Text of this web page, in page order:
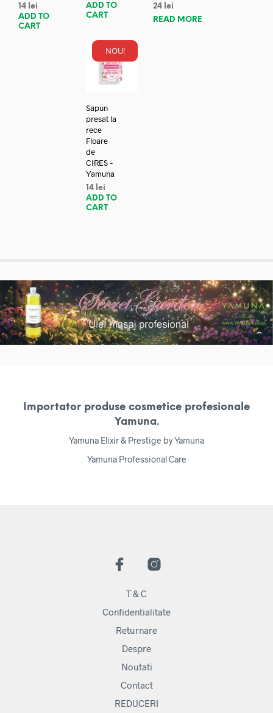
14 lei
ADD TO
CART
ADD TO
CART
24 lei
READ MORE
NOU!
Sapun
presat la
rece
Floare
de
CIRES –
Yamuna
14 lei
ADD TO
CART
Importator produse cosmetice profesionale
Yamuna.
Yamuna Elixir & Prestige by Yamuna
Yamuna Professional Care
T & C
Confidentialitate
Returnare
Despre
Noutati
Contact
REDUCERI